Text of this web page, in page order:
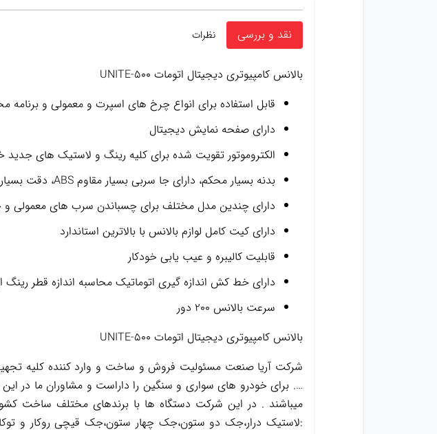
نقد و بررسی نظرات
بالانس کامپیوتری دیجیتال اتومات UNITE-500
قابل استفاده برای انواع چرخ های اسپرت و معمولی و
دارای صفحه نمایش دیجیتال
الکتروموتور تقویت شده برای کلیه رینگ و لاستیک های
بدنه بسیار محکم، دارای جا سربی بسیار مقاوم ABS، دقت بسیار بالا
دارای چندین مدل مختلف برای چسباندن سرب های معمولی
دارای کیت کامل لوازم بالانس با بالاترین استاندارد
قابلیت کالیبره و عیب یابی خودکار
دارای خط کش اندازه گیری اتوماتیک محاسبه اندازه قطر رینگ از ۱۰ تا ۲۴ و انجام بالانس از سایز ۱۰ تا سایز ۲۴ به پهنای رینگ
سرعت بالانس ۲۰۰ دور
بالانس کامپیوتری دیجیتال اتومات UNITE-500
شرکت آریا صنعت مسئولیت فروش و ساخت و وارد کننده کلیه
…. برای خودرو های سواری و سنگین را داراست و مشاوران ما در
میباشند . در این شرکت دستگاه ها با برندهای مختلف ساخت
:لاستیک درار،جک دو ستون،جک چهار ستون،جک قیچی روکار و